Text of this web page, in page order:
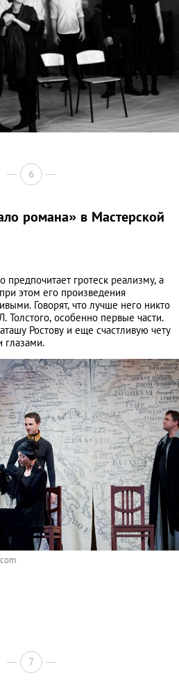
6
романа» в Мастерской
гротеск реализму, а
этом его произведения
Говорят, что лучше него никто
Толстого, особенно первые части.
Ростову и еще счастливую чету
глазами.
7